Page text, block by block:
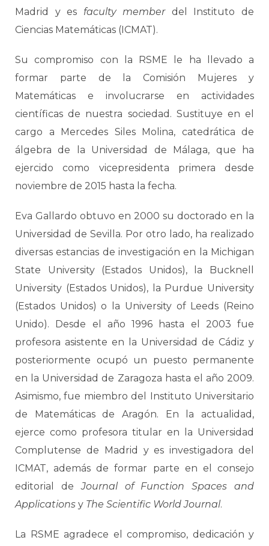
Madrid y es faculty memberdel Instituto de
Ciencias Matemáticas (ICMAT).
Su compromiso con la RSME le ha llevado a
formar parte de la Comisión Mujeres y
Matemáticas e involucrarse en actividades
científicas de nuestra sociedad. Sustituye en el
cargo a Mercedes Siles Molina, catedrática de
álgebra de la Universidad de Málaga, que ha
ejercido como vicepresidenta primera desde
noviembre de 2015 hasta la fecha.
Eva Gallardo obtuvo en 2000 su doctorado en la
Universidad de Sevilla. Por otro lado, ha realizado
diversas estancias de investigación en la Michigan
State University (Estados Unidos), la Bucknell
University (Estados Unidos), la Purdue University
(Estados Unidos) o la University of Leeds (Reino
Unido). Desde el año 1996 hasta el 2003 fue
profesora asistente en la Universidad de Cádiz y
posteriormente ocupó un puesto permanente
en la Universidad de Zaragoza hasta el año 2009.
Asimismo, fue miembro del Instituto Universitario
de Matemáticas de Aragón. En la actualidad,
ejerce como profesora titular en la Universidad
Complutense de Madrid y es investigadora del
ICMAT, además de formar parte en el consejo
editorial deJournal of Function Spaces and
Applications y The Scientific World Journal.
La RSME agradece el compromiso, dedicación y